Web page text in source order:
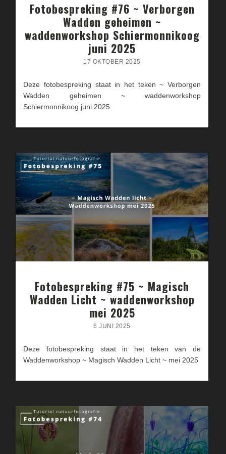
Fotobespreking #76 ~ Verborgen
Wadden geheimen ~
waddenworkshop Schiermonnikoog
juni 2025
17 OKTOBER 2025
Deze fotobespreking staat in het teken ~ Verborgen
Wadden geheimen ~ waddenworkshop
Schiermonnikoog juni 2025
Fotobespreking #75 ~ Magisch
Wadden Licht ~ waddenworkshop
mei 2025
6 JUNI 2025
Deze fotobespreking staat in het teken van de
Waddenworkshop ~ Magisch Wadden Licht ~ mei 2025